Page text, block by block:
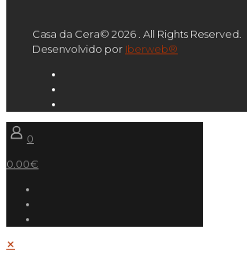
Casa da Cera© 2026 . All Rights Reserved.
Desenvolvido por Iberweb®
0
0.00€
✕